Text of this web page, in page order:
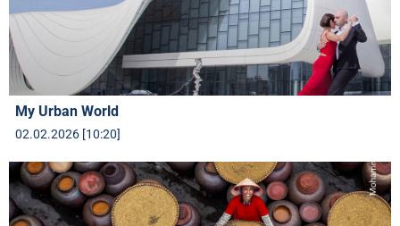
My Urban World
02.02.2026 [10:20]